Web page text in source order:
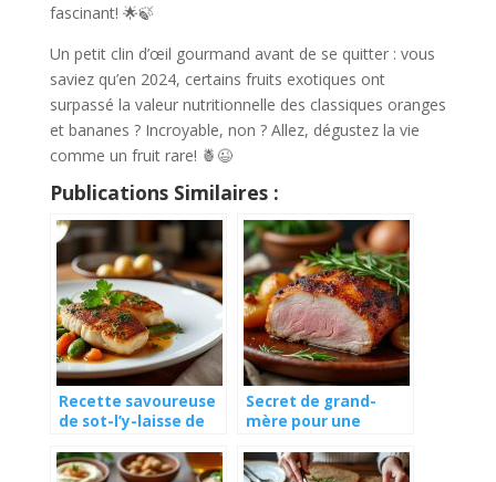
fascinant! 🌟🍃
Un petit clin d’œil gourmand avant de se quitter : vous
saviez qu’en 2024, certains fruits exotiques ont
surpassé la valeur nutritionnelle des classiques oranges
et bananes ? Incroyable, non ? Allez, dégustez la vie
comme un fruit rare! 🍍😉
Publications Similaires :
Recette savoureuse
de sot-l’y-laisse de
Secret de grand-
mère pour une
four fondante